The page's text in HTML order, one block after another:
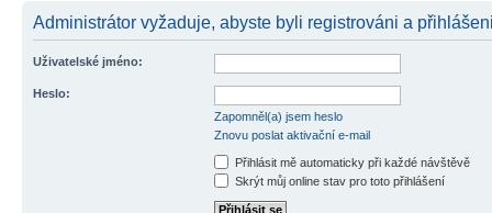
Administrátor vyžaduje, abyste byli registrováni a
Uživatelské jméno:
Heslo:
Zapomněl(a) jsem heslo
Znovu poslat aktivační e-mail
Přihlásit mě automaticky při každé návštěvě
Skrýt můj online stav pro toto přihlášení